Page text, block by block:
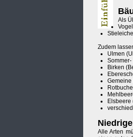
Als
Zudem
Ulmen
Birken
Gemeine
Elsbeere
Alle Arten